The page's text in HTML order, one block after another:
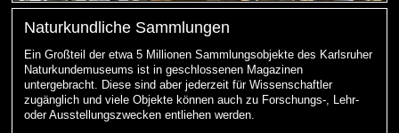
Naturkundliche Sammlungen
Ein Großteil der etwa 5 Millionen Sammlungsobjekte des Karlsruher
Naturkundemuseums ist in geschlossenen Magazinen
untergebracht. Diese sind aber jederzeit für Wissenschaftler
zugänglich und viele Objekte können auch zu Forschungs-, Lehr-
oder Ausstellungszwecken entliehen werden.